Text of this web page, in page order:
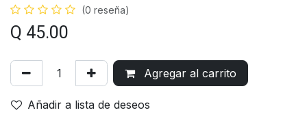
(0 reseña)
Q 45.00
Agregar al carrito
Añadir a lista de deseos